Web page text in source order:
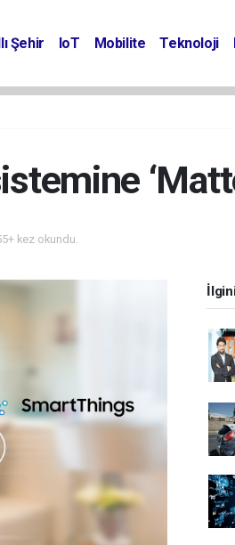
Şehir IoT Mobilite Teknoloji
kez okundu.